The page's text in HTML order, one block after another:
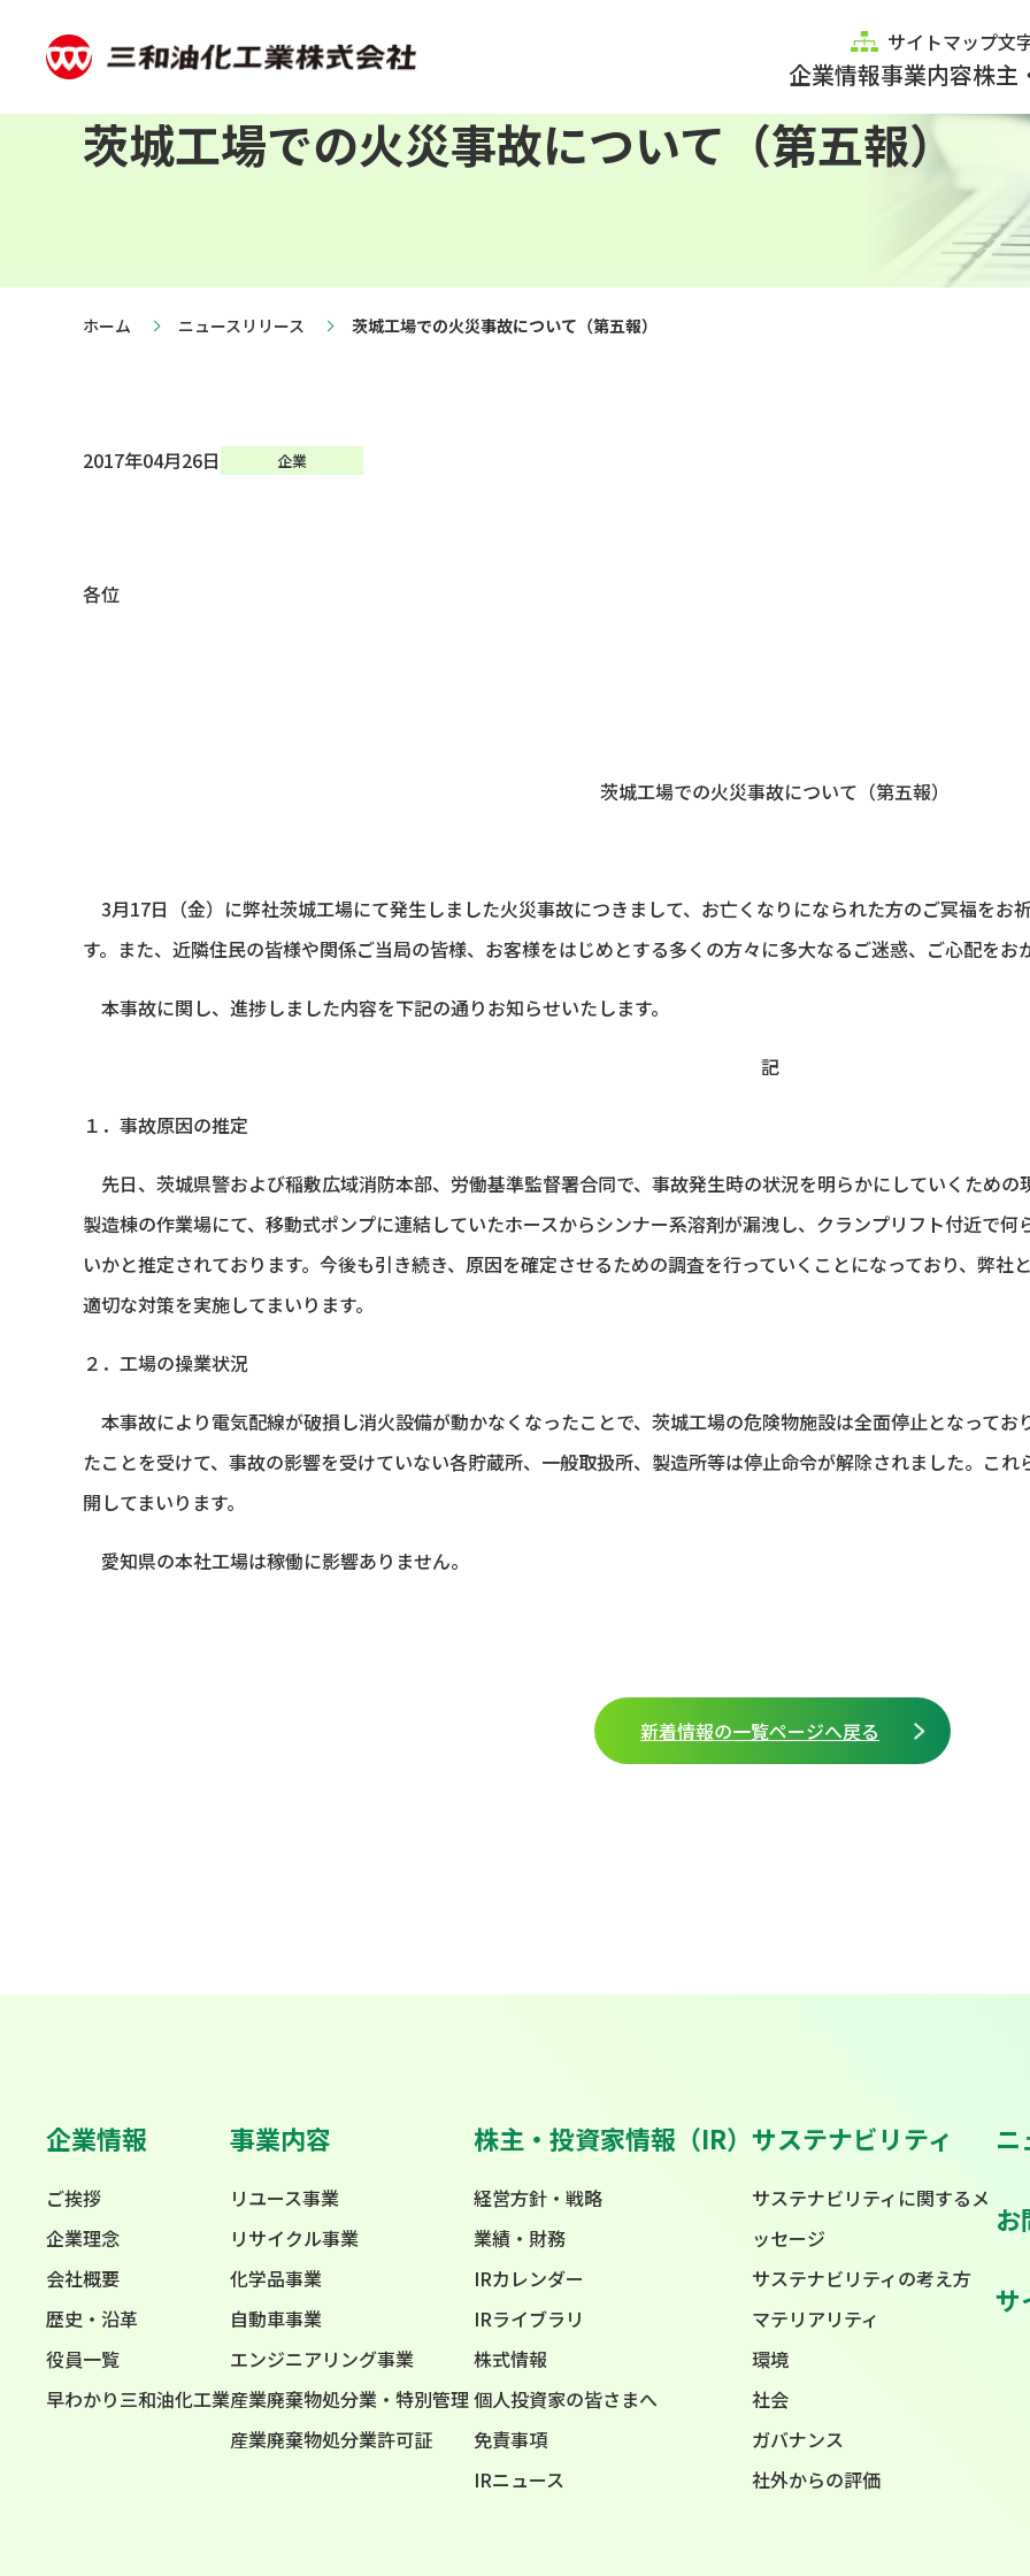
サイトマップ文
企業情報事業内容株主
茨城工場での火災事故について（第五報）
ホーム ニュースリリース 茨城工場での火災事故について（第五報）
2017年04月26日 企業
各位
茨城工場での火災事故について（第五報）
3月17日（金）に弊社茨城工場にて発生しました火災事故につきまして、お亡くなりになられた方のご冥福をお
す。また、近隣住民の皆様や関係ご当局の皆様、お客様をはじめとする多くの方々に多大なるご迷惑、ご心配を
本事故に関し、進捗しました内容を下記の通りお知らせいたします。
記
１．事故原因の推定
先日、茨城県警および稲敷広域消防本部、労働基準監督署合同で、事故発生時の状況を明らかにしていくため
製造棟の作業場にて、移動式ポンプに連結していたホースからシンナー系溶剤が漏洩し、クランプリフト付近で
いかと推定されております。今後も引き続き、原因を確定させるための調査を行っていくことになっており、弊
適切な対策を実施してまいります。
２．工場の操業状況
本事故により電気配線が破損し消火設備が動かなくなったことで、茨城工場の危険物施設は全面停止となって
たことを受けて、事故の影響を受けていない各貯蔵所、一般取扱所、製造所等は停止命令が解除されました。こ
開してまいります。
愛知県の本社工場は稼働に影響ありません。
新着情報の一覧ページへ戻る
企業情報
ご挨拶
企業理念
会社概要
歴史・沿革
役員一覧
早わかり三和油化工業
事業内容
リユース事業
リサイクル事業
化学品事業
自動車事業
エンジニアリング事業
産業廃棄物処分業・特別管理
産業廃棄物処分業許可証
株主・投資家情報（IR）
経営方針・戦略
業績・財務
IRカレンダー
IRライブラリ
株式情報
個人投資家の皆さまへ
免責事項
IRニュース
サステナビリティ
サステナビリティに関するメ
ッセージ
サステナビリティの考え方
マテリアリティ
環境
社会
ガバナンス
社外からの評価
ニ
お
サ